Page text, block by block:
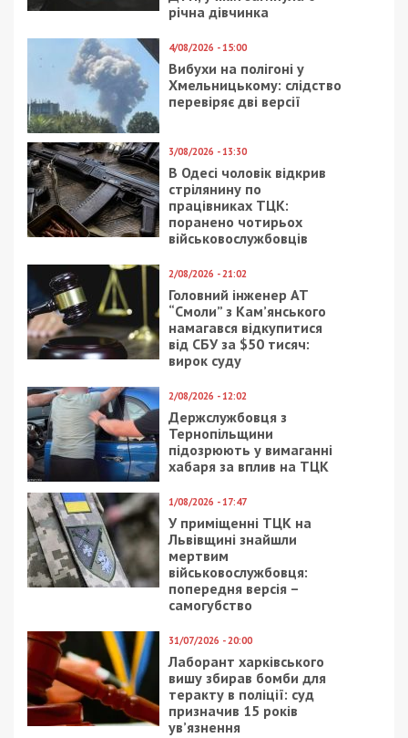
річна дівчинка
4/08/2026 - 15:00
Вибухи на полігоні у
Хмельницькому: слідство
перевіряє дві версії
3/08/2026 - 13:30
В Одесі чоловік відкрив
стрілянину по
працівниках ТЦК:
поранено чотирьох
військовослужбовців
2/08/2026 - 21:02
Головний інженер АТ
“Смоли” з Кам’янського
намагався відкупитися
від СБУ за $50 тисяч:
вирок суду
2/08/2026 - 12:02
Держслужбовця з
Тернопільщини
підозрюють у вимаганні
хабаря за вплив на ТЦК
1/08/2026 - 17:47
У приміщенні ТЦК на
Львівщині знайшли
мертвим
військовослужбовця:
попередня версія –
самогубство
31/07/2026 - 20:00
Лаборант харківського
вишу збирав бомби для
теракту в поліції: суд
призначив 15 років
ув’язнення